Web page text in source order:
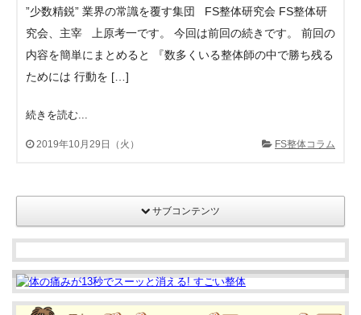
”少数精鋭” 業界の常識を覆す集団 FS整体研究会 FS整体研
究会、主宰 上原考一です。 今回は前回の続きです。 前回の
内容を簡単にまとめると 『数多くいる整体師の中で勝ち残る
ためには 行動を […]
続きを読む...
2019年10月29日（火） FS整体コラム
サブコンテンツ